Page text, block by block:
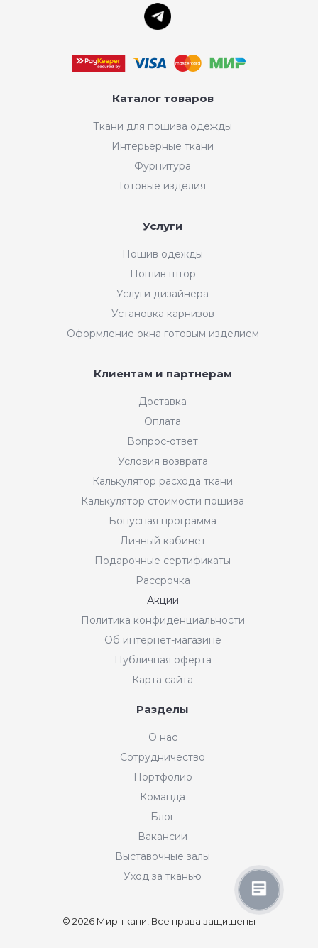
Интернет-магазин "Мир
Добрый день! Готовы Вам
помочь. Напишите нам, если у
Вас появятся вопросы.
магазина: пн-пт с 11:00 до
19:00 по МСК.
Каталог товаров
Ткани для пошива одежды
Интерьерные ткани
Фурнитура
Готовые изделия
Услуги
Пошив одежды
Пошив штор
Услуги дизайнера
Установка карнизов
Оформление окна готовым изделием
Клиентам и партнерам
Доставка
Оплата
Вопрос-ответ
Условия возврата
Калькулятор расхода ткани
Калькулятор стоимости пошива
Бонусная программа
Личный кабинет
Подарочные сертификаты
Рассрочка
Акции
Политика конфиденциальности
Об интернет-магазине
Публичная оферта
Карта сайта
Разделы
О нас
Сотрудничество
Портфолио
Команда
Блог
Вакансии
Выставочные залы
Уход за тканью
© 2026 Мир ткани, Все права защищены